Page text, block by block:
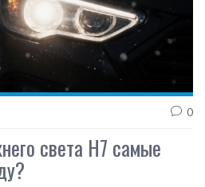
0
света H7 самые